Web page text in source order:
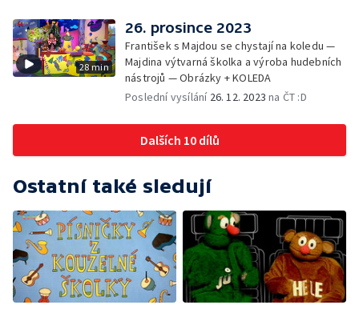
28 min
26. prosince 2023
František s Majdou se chystají na koledu —
Majdina výtvarná školka a výroba hudebních
nástrojů — Obrázky + KOLEDA
Poslední vysílání 26. 12. 2023 na ČT :D
Dalších 10 dílů
Ostatní také sledují